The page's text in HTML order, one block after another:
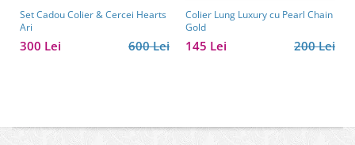
Set Cadou Colier & Cercei Hearts
Ari
600 Lei
300 Lei
Colier Lung Luxury cu Pearl Chain
Gold
200 Lei
145 Lei